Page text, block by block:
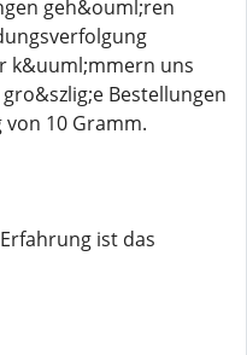
geh&ouml;ren
k&uuml;mmern uns
Bestellungen
10 Gramm.
ist das